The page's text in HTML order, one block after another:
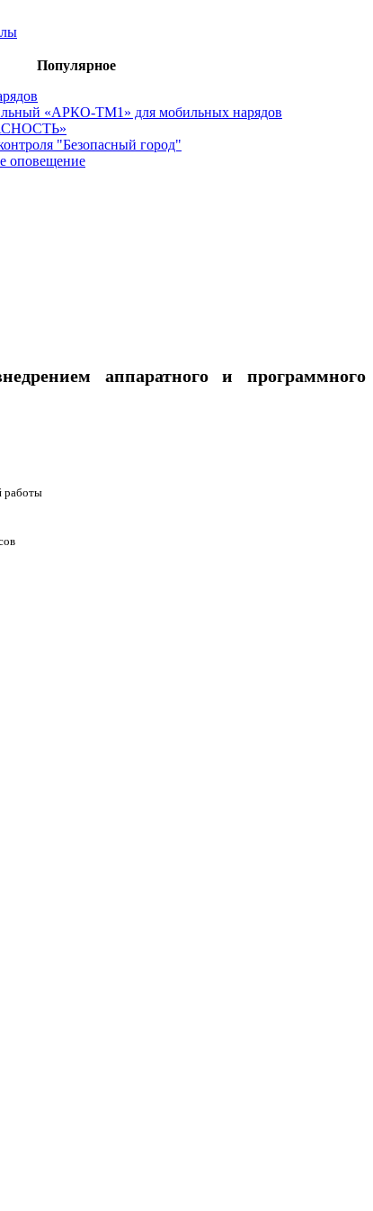
Популярное
«АРКО-ТМ1» для мобильных нарядов
"Безопасный город"
оповещение
аппаратного и программного
работы